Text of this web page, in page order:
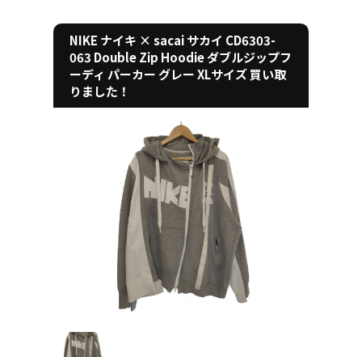
NIKE ナイキ × sacai サカイ CD6303-
063 Double Zip Hoodie ダブルジップフ
ーディ パーカー グレー XLサイズ 買い取
りました！